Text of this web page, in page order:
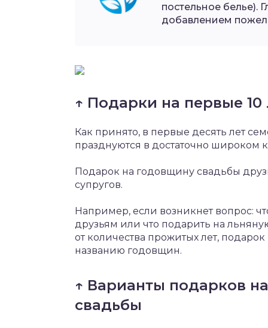
постельное белье).
добавлением
↑ Подарки на первые 10
Как принято, в первые десять лет
празднуются в достаточно широком
Подарок на годовщину свадьбы
супругов.
Например, если возникнет вопрос:
друзьям или что подарить на
от количества прожитых лет,
названию годовщин.
↑ Варианты подарков
свадьбы